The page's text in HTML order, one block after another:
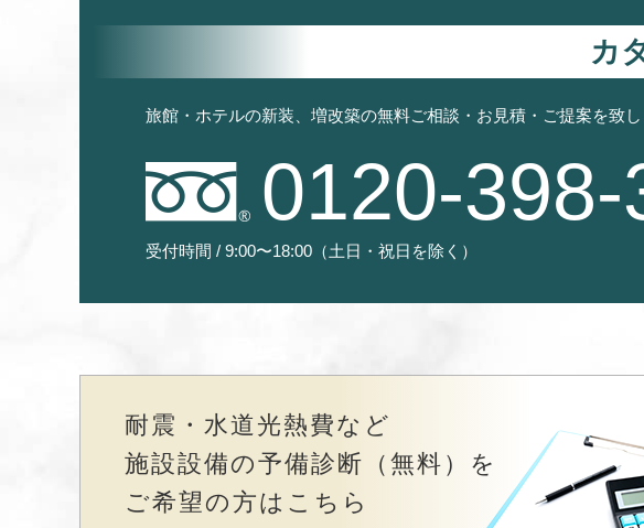
カ
旅館・ホテルの新装、増改築の無料ご相談・お見積・ご提案を致
0120-398-
受付時間 / 9:00〜18:00（土日・祝日を除く）
耐震・水道光熱費など
施設設備の予備診断（無料）を
ご希望の方はこちら